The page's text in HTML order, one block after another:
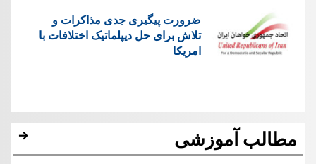
ضرورت پیگیری جدی مذاکرات و
تلاش برای حل دیپلماتیک اختلافات با
امریکا
مطالب آموزشی